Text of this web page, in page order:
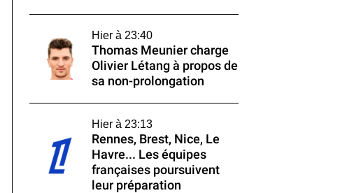
Hier à 23:40
Thomas Meunier charge
Olivier Létang à propos de
sa non-prolongation
Hier à 23:13
Rennes, Brest, Nice, Le
Havre... Les équipes
françaises poursuivent
leur préparation